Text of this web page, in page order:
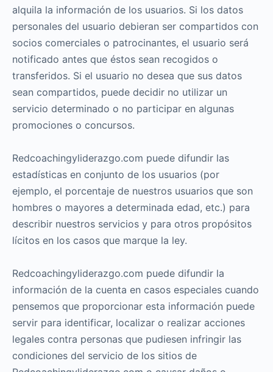
alquila la información de los usuarios. Si los datos
personales del usuario debieran ser compartidos con
socios comerciales o patrocinantes, el usuario será
notificado antes que éstos sean recogidos o
transferidos. Si el usuario no desea que sus datos
sean compartidos, puede decidir no utilizar un
servicio determinado o no participar en algunas
promociones o concursos.
Redcoachingyliderazgo.com puede difundir las
estadísticas en conjunto de los usuarios (por
ejemplo, el porcentaje de nuestros usuarios que son
hombres o mayores a determinada edad, etc.) para
describir nuestros servicios y para otros propósitos
lícitos en los casos que marque la ley.
Redcoachingyliderazgo.com puede difundir la
información de la cuenta en casos especiales cuando
pensemos que proporcionar esta información puede
servir para identificar, localizar o realizar acciones
legales contra personas que pudiesen infringir las
condiciones del servicio de los sitios de